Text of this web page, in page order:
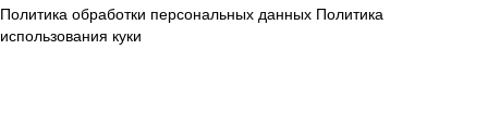
Политика обработки персональных данных Политика
использования куки